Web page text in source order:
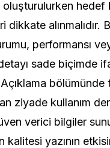
oluşturulurken hedef
dikkate alınmalıdır.
performansı
sade biçimde
bölümünde
ziyade kullanım
verici bilgiler
kalitesi yazının